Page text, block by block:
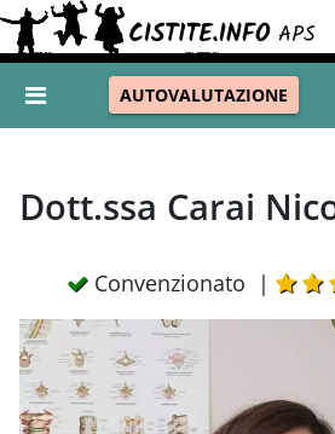
AUTOVALUTAZIONE
Dott.ssa Carai
Convenzionato |